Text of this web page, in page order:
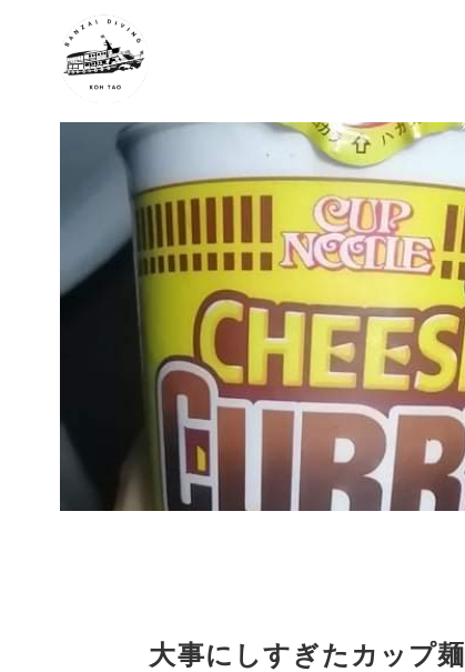
大事にしすぎたカップ麺